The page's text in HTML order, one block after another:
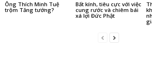
Ông Thích Minh Tuệ
trộm Tăng tướng?
Bất kính, tiêu cực với việc
cung rước và chiêm bái
xá lợi Đức Phật